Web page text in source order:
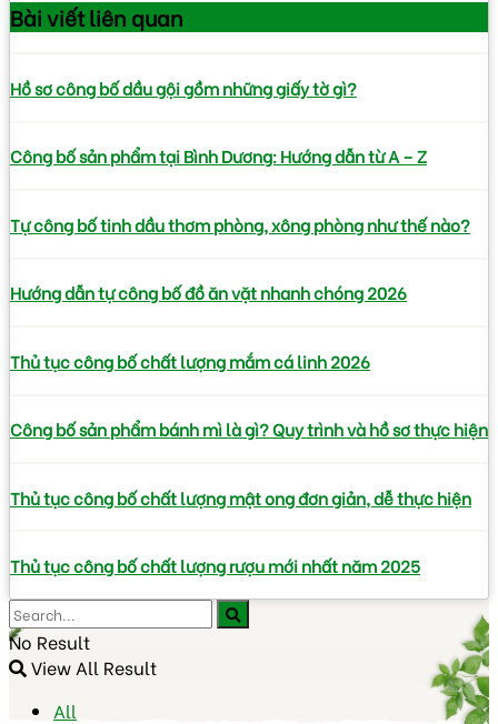
Bài viếtliên quan
Hồ sơ công bố dầu gội gồm những giấy tờ gì?
Công bố sản phẩm tại Bình Dương: Hướng dẫn từ A – Z
Tự công bố tinh dầu thơm phòng, xông phòng như thế nào?
Hướng dẫn tự công bố đồ ăn vặt nhanh chóng 2026
Thủ tục công bố chất lượng mắm cá linh 2026
Công bố sản phẩm bánh mì là gì? Quy trình và hồ sơ thực hiện
Thủ tục công bố chất lượng mật ong đơn giản, dễ thực hiện
Thủ tục công bố chất lượng rượu mới nhất năm 2025
No Result
View All Result
All